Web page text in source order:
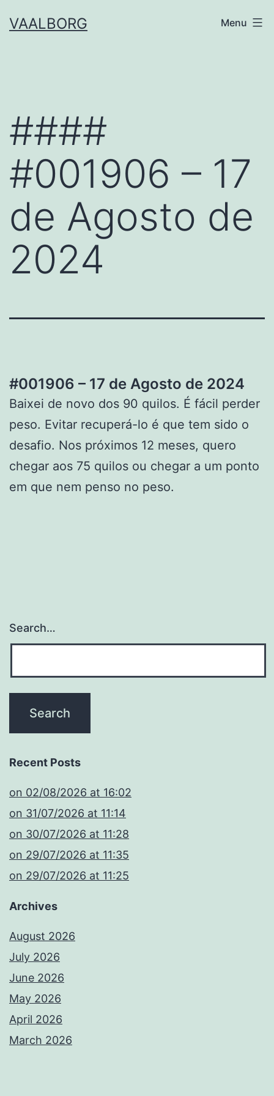
toVAALBORG Menu
####
#001906 – 17
de Agosto de
2024
#001906 – 17 de Agosto de 2024
Baixei de novo dos 90 quilos. É fácil perder
peso. Evitar recuperá-lo é que tem sido o
desafio. Nos próximos 12 meses, quero
chegar aos 75 quilos ou chegar a um ponto
em que nem penso no peso.
Search…
Recent Posts
​on 02/08/2026 at 16:02
​on 31/07/2026 at 11:14
​on 30/07/2026 at 11:28
​on 29/07/2026 at 11:35
​on 29/07/2026 at 11:25
Archives
August 2026
July 2026
June 2026
May 2026
April 2026
March 2026